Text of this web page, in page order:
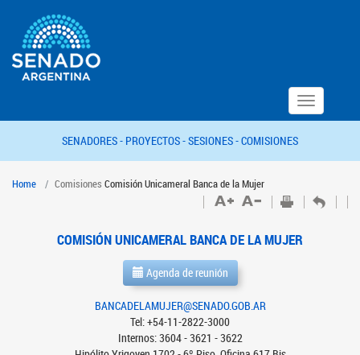
Toggle
navigation
SENADORES - PROYECTOS -SESIONES -COMISIONES
Home Comisiones Comisión Unicameral Banca de la Mujer
COMISIÓN UNICAMERAL BANCA DE LA MUJER
Agenda de reunión
BANCADELAMUJER@SENADO.GOB.AR
Tel: +54-11-2822-3000
Internos: 3604 - 3621 - 3622